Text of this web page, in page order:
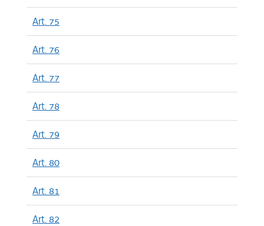
Art. 75
Art. 76
Art. 77
Art. 78
Art. 79
Art. 80
Art. 81
Art. 82